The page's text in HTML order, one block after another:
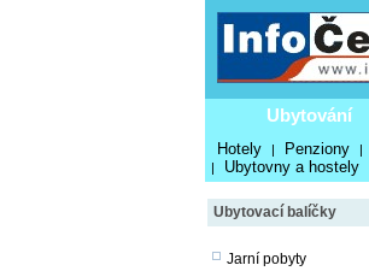
Ubytování
Hotely | Penziony |
| Ubytovny a hostely
Ubytovací balíčky
Jarní pobyty